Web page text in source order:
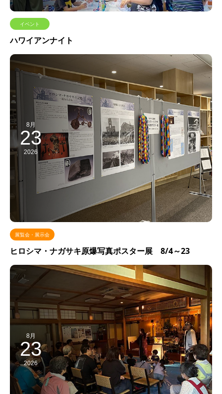
イベント
ハワイアンナイト
8月
23
2026
展覧会・展示会
ヒロシマ・ナガサキ原爆写真ポスター展 8/4～23
8月
23
2026